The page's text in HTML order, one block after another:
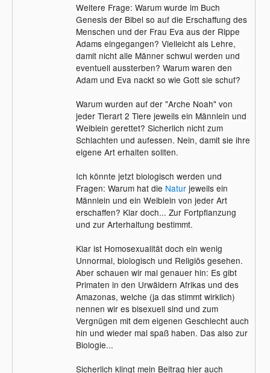
Weitere Frage: Warum wurde im Buch
Genesis der Bibel so auf die Erschaffung des
Menschen und der Frau Eva aus der Rippe
Adams eingegangen? Vielleicht als Lehre,
damit nicht alle Männer schwul werden und
eventuell aussterben? Warum waren den
Adam und Eva nackt so wie Gott sie schuf?
Warum wurden auf der "Arche Noah" von
jeder Tierart 2 Tiere jeweils ein Männlein und
Weiblein gerettet? Sicherlich nicht zum
Schlachten und aufessen. Nein, damit sie ihre
eigene Art erhalten sollten.
Ich könnte jetzt biologisch werden und
Fragen: Warum hat die Naturjeweils ein
Männlein und ein Weiblein von jeder Art
erschaffen? Klar doch... Zur Fortpflanzung
und zur Arterhaltung bestimmt.
Klar ist Homosexualität doch ein wenig
Unnormal, biologisch und Religiös gesehen.
Aber schauen wir mal genauer hin: Es gibt
Primaten in den Urwäldern Afrikas und des
Amazonas, welche (ja das stimmt wirklich)
nennen wir es bisexuell sind und zum
Vergnügen mit dem eigenen Geschlecht auch
hin und wieder mal spaß haben. Das also zur
Biologie...
Sicherlich klingt mein Beitrag hier auch